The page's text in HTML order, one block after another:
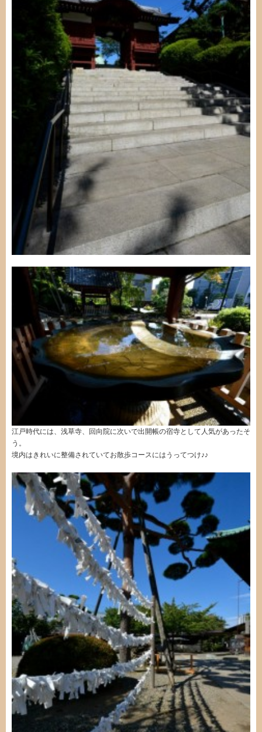
江戸時代には、浅草寺、回向院に次いで出開帳の宿寺として人気があったそ
う 。
境内はきれいに整備されていてお散歩コースにはうってつけ♪♪